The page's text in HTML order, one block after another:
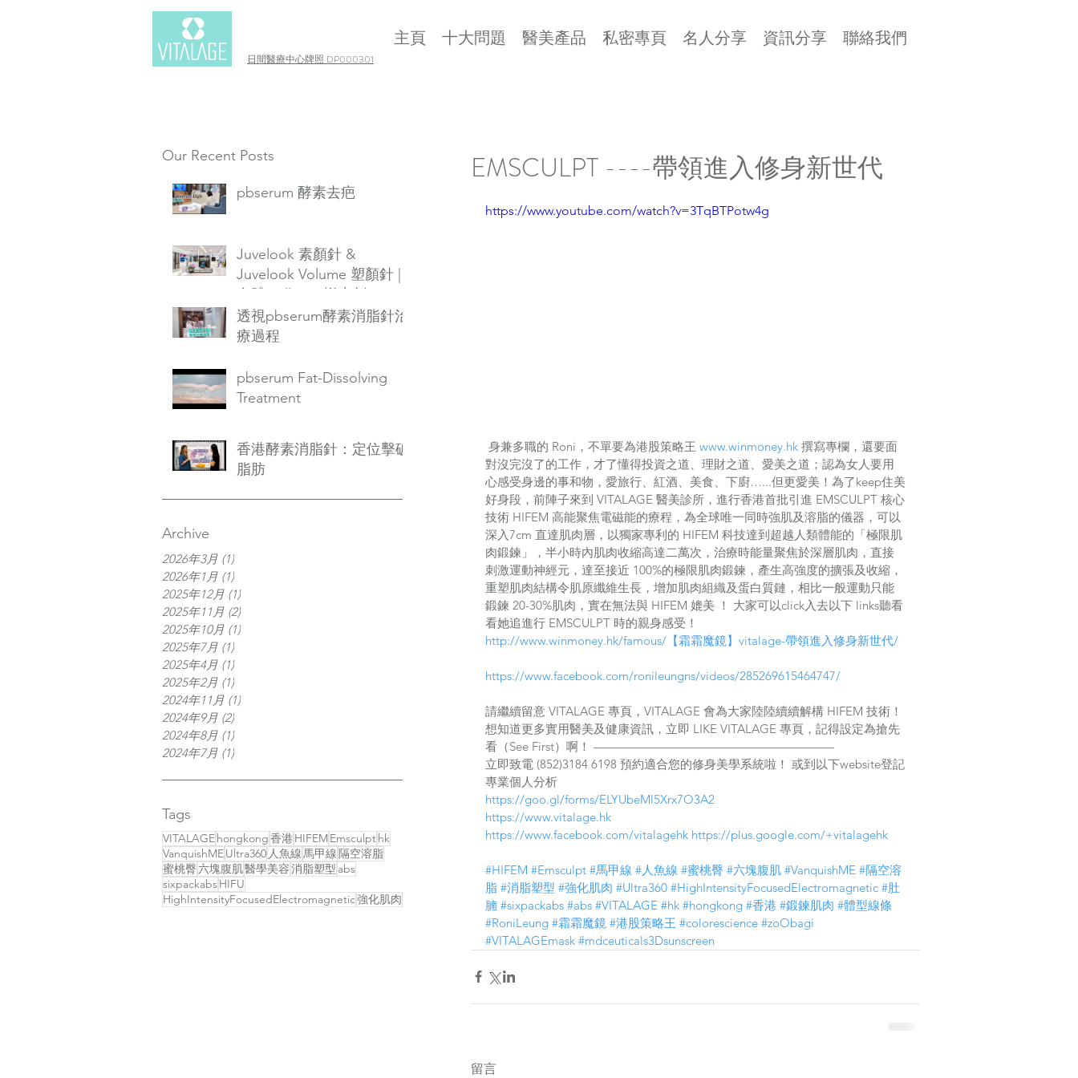
主頁 十大問題 醫美產品 私密專頁 名人分享 資訊分享 聯絡我們
日間醫療中心牌照 DP000301
Our Recent Posts
pbserum 酵素去疤
Juvelook 素顏針 &
Juvelook Volume 塑顏針 |
自體Collagen增生劑
透視pbserum酵素消脂針治
療過程
pbserum Fat-Dissolving
Treatment
香港酵素消脂針：定位擊破
脂肪
Archive
2026年3月 (1)
2026年1月 (1)
2025年12月 (1)
2025年11月 (2)
2025年10月 (1)
2025年7月 (1)
2025年4月 (1)
2025年2月 (1)
2024年11月 (1)
2024年9月 (2)
2024年8月 (1)
2024年7月 (1)
Tags
VITALAGEhongkong香港 HIFEMEmsculpthk
VanquishMEUltra360 人魚線馬甲線隔空溶脂
蜜桃臀六塊腹肌醫學美容消脂塑型 abs
sixpackabsHIFU
HighIntensityFocusedElectromagnetic強化肌肉
EMSCULPT ----帶領進入修身新世代
https://www.youtube.com/watch?v=3TqBTPotw4g
身兼多職的 Roni，不單要為港股策略王 www.winmoney.hk 撰寫專欄，還要面
對沒完沒了的工作，才了懂得投資之道、理財之道、愛美之道；認為女人要用
心感受身邊的事和物，愛旅行、紅酒、美食、下廚…...但更愛美！為了keep住美
好身段，前陣子來到 VITALAGE 醫美診所，進行香港首批引進 EMSCULPT 核心
技術 HIFEM 高能聚焦電磁能的療程，為全球唯一同時強肌及溶脂的儀器，可以
深入7cm 直達肌肉層，以獨家專利的 HIFEM 科技達到超越人類體能的「極限肌
肉鍛鍊」，半小時內肌肉收縮高達二萬次，治療時能量聚焦於深層肌肉，直接
刺激運動神經元，達至接近 100%的極限肌肉鍛鍊，產生高強度的擴張及收縮，
重塑肌肉結構令肌原纖維生長，增加肌肉組織及蛋白質鏈，相比一般運動只能
鍛鍊 20-30%肌肉，實在無法與 HIFEM 媲美 ！ 大家可以click入去以下 links聽看
看她追進行 EMSCULPT 時的親身感受！
http://www.winmoney.hk/famous/【霜霜魔鏡】vitalage-帶領進入修身新世代/
https://www.facebook.com/ronileungns/videos/285269615464747/
請繼續留意 VITALAGE 專頁，VITALAGE 會為大家陸陸續續解構 HIFEM 技術！
想知道更多實用醫美及健康資訊，立即 LIKE VITALAGE 專頁，記得設定為搶先
看（See First）啊！ ————————————————————
立即致電 (852)3184 6198 預約適合您的修身美學系統啦！ 或到以下website登記
專業個人分析
https://goo.gl/forms/ELYUbeMl5Xrx7O3A2
https://www.vitalage.hk
https://www.facebook.com/vitalagehk https://plus.google.com/+vitalagehk
#HIFEM #Emsculpt #馬甲線 #人魚線 #蜜桃臀 #六塊腹肌 #VanquishME #隔空溶
脂 #消脂塑型 #強化肌肉 #Ultra360 #HighIntensityFocusedElectromagnetic #肚
腩 #sixpackabs #abs #VITALAGE #hk #hongkong #香港 #鍛鍊肌肉 #體型線條
#RoniLeung #霜霜魔鏡 #港股策略王 #colorescience #zoObagi
#VITALAGEmask #mdceuticals3Dsunscreen
留言